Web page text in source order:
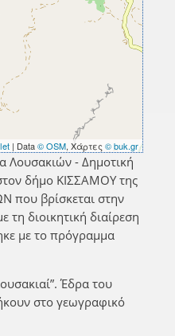
| Data© OSM, Χάρτες © buk.gr
Λουσακιών - Δημοτική
δήμο ΚΙΣΣΑΜΟΥ της
που βρίσκεται στην
διοικητική διαίρεση
με το πρόγραμμα
Έδρα του
στο γεωγραφικό